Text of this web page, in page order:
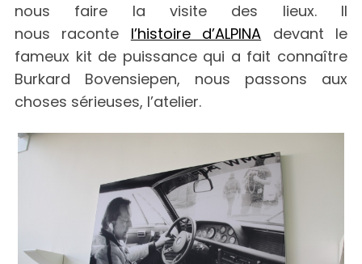
nous faire la visite des lieux. Il
nous raconte l’histoire d’ALPINA devant le
fameux kit de puissance qui a fait connaître
Burkard Bovensiepen, nous passons aux
choses sérieuses, l’atelier.